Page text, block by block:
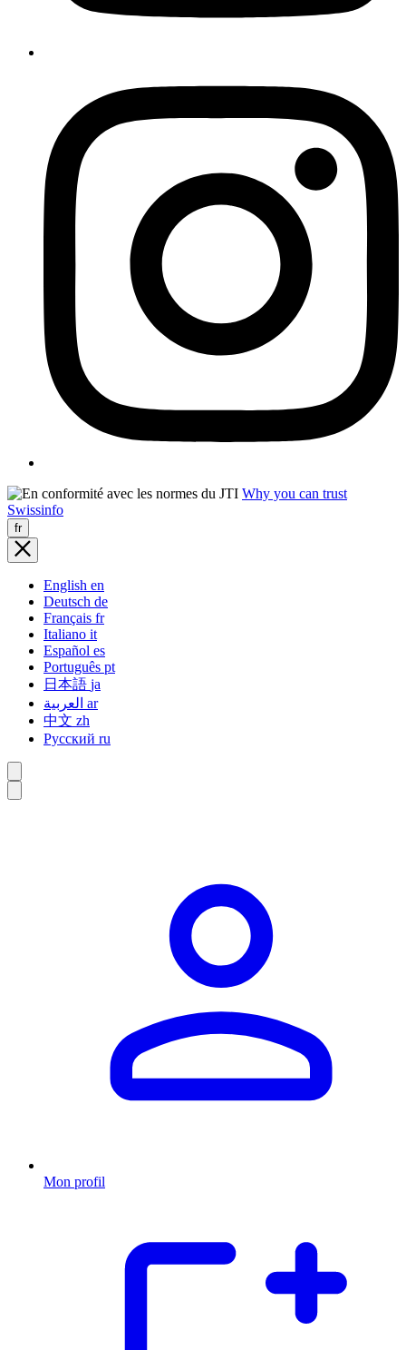
Why you can trust
Swissinfo
fr
English en
Deutsch de
Français fr
Italiano it
Español es
Português pt
日本語 ja
ar
中文 zh
Русский ru
Mon profil